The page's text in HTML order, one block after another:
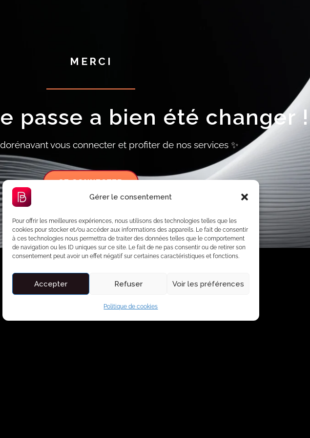
Gérer le consentement
Pour offrir les meilleures expériences, nous utilisons des technologies telles que les
cookies pour stocker et/ou accéder aux informations des appareils. Le fait de consentir
à ces technologies nous permettra de traiter des données telles que le comportement
de navigation ou les ID uniques sur ce site. Le fait de ne pas consentir ou de retirer son
consentement peut avoir un effet négatif sur certaines caractéristiques et fonctions.
Accepter Refuser Voir les préférences
Politique de cookies
MERCI
passe a bien été changer !
vous connecter et profiter de nos services ✨
SE CONNECTER